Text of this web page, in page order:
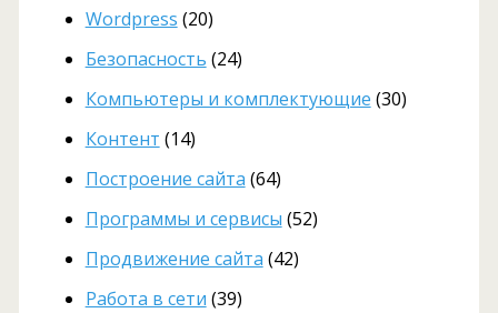
Wordpress (20)
Безопасность (24)
Компьютеры и комплектующие (30)
Контент (14)
Построение сайта (64)
Программы и сервисы (52)
Продвижение сайта (42)
Работа в сети (39)